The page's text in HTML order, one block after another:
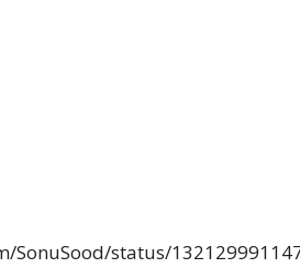
SonuSood/status/